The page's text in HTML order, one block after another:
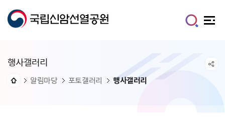
행사갤러리
알림마당 포토갤러리 행사갤러리